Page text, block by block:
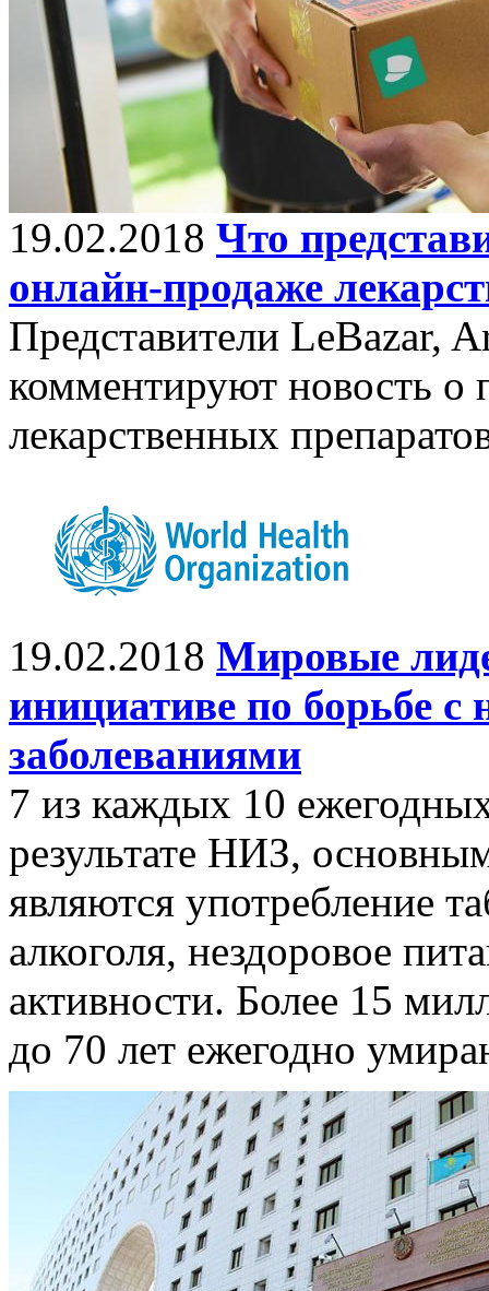
19.02.2018 Что
онлайн-продаже
Представители LeBazar,
комментируют новость о
лекарственных
19.02.2018 Мировые
инициативе по борьбе
заболеваниями
7 из каждых 10
результате НИЗ,
являются употребление
алкоголя, нездоровое
активности. Более 15
до 70 лет ежегодно